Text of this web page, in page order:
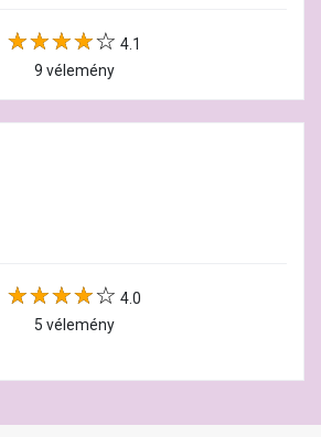
4.1
9 vélemény
4.0
5 vélemény